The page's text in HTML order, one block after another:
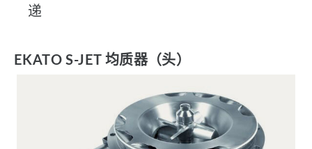
递
EKATO S-JET 均质器（头）